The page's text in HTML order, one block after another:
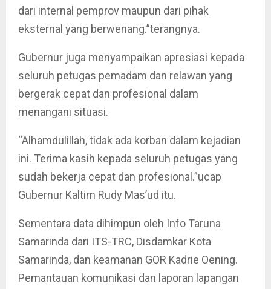
dari internal pemprov maupun dari pihak
eksternal yang berwenang.”terangnya.
Gubernur juga menyampaikan apresiasi kepada
seluruh petugas pemadam dan relawan yang
bergerak cepat dan profesional dalam
menangani situasi.
“Alhamdulillah, tidak ada korban dalam kejadian
ini. Terima kasih kepada seluruh petugas yang
sudah bekerja cepat dan profesional.”ucap
Gubernur Kaltim Rudy Mas’ud itu.
Sementara data dihimpun oleh Info Taruna
Samarinda dari ITS-TRC, Disdamkar Kota
Samarinda, dan keamanan GOR Kadrie Oening.
Pemantauan komunikasi dan laporan lapangan